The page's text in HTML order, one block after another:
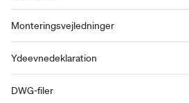
Monteringsvejledninger
Ydeevnedeklaration
DWG-filer